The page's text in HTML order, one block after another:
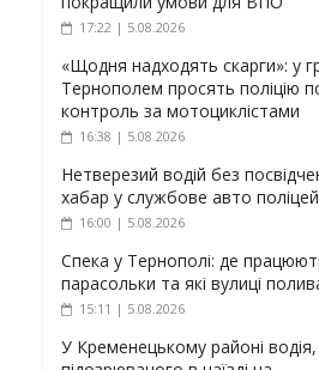
17:22 | 5.08.2026
«Щодня надходять скарги»: у
Тернополем просять поліцію
контроль за мотоциклістами
16:38 | 5.08.2026
Нетверезий водій без
хабар у службове авто
16:00 | 5.08.2026
Спека у Тернополі: де
парасольки та які вулиці
15:11 | 5.08.2026
У Кременецькому районі водія,